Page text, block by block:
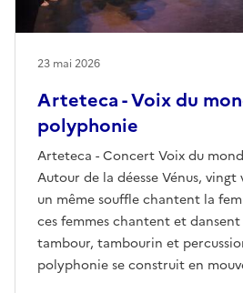
Arteteca - Voix du
polyphonie
Arteteca - Concert Voix du
Autour de la déesse Vénus,
un même souffle chantent la
ces femmes chantent et
tambour, tambourin et
polyphonie se construit en
23 mai 2026